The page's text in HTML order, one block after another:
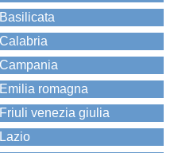
romagna
venezia giulia